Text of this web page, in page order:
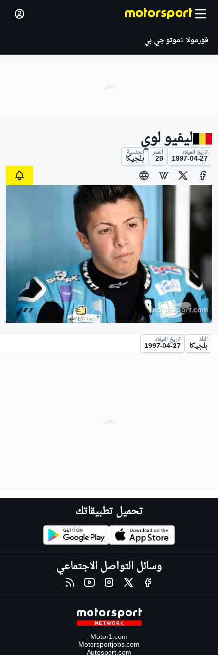
فورمولا 1 موتو جي بي
ليفيو لوي
تاريخ الميلاد
1997-04-27
العمر
29
الجنسية
بلجيكا
البلد
بلجيكا
تاريخ الميلاد
1997-04-27
تحميل تطبيقاتك
وسائل التواصل الاجتماعي
Motor1.com
Motorsportjobs.com